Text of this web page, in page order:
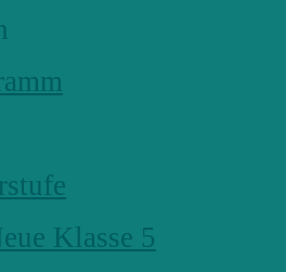
Klasse 5